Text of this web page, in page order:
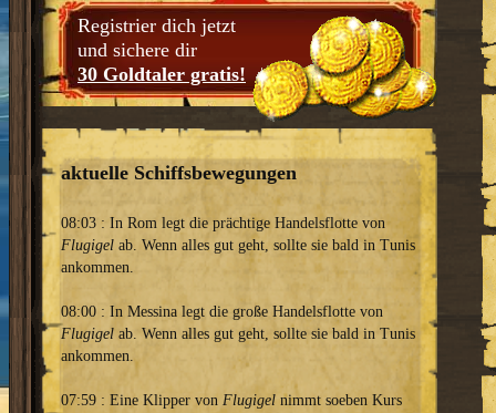
Registrier dich jetzt
und sichere dir
30 Goldtaler gratis!
aktuelle Schiffsbewegungen
08:03 : In Rom legt die prächtige Handelsflotte von
Flugigel ab. Wenn alles gut geht, sollte sie bald in Tunis
ankommen.
08:00 : In Messina legt die große Handelsflotte von
Flugigel ab. Wenn alles gut geht, sollte sie bald in Tunis
ankommen.
07:59 : Eine Klipper von Flugigel nimmt soeben Kurs